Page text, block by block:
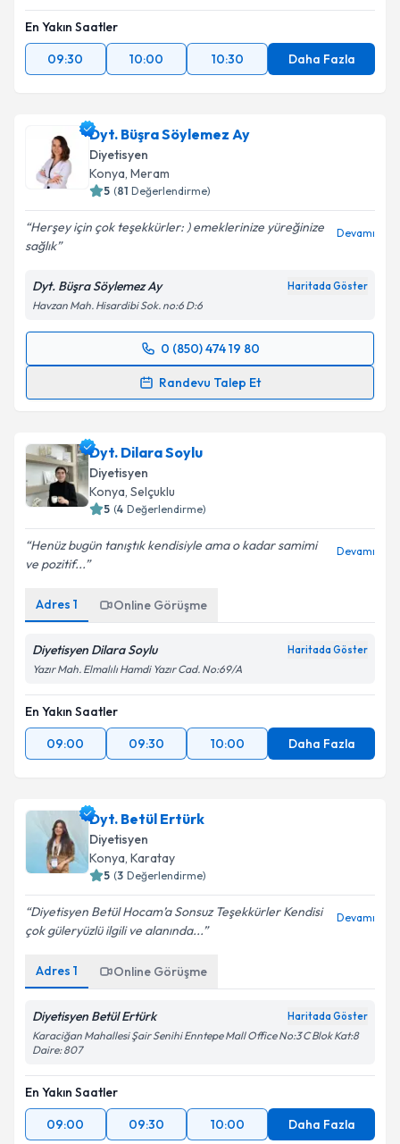
En Yakın Saatler
09:30
10:00 10:30 Daha Fazla
Dyt. Büşra Söylemez Ay
Diyetisyen
Konya, Meram
5 (81 Değerlendirme)
Herşey için çok teşekkürler: ) emeklerinize yüreğinize
sağlık
Devamı
Dyt. Büşra Söylemez Ay Haritada Göster
Havzan Mah. Hisardibi Sok. no:6 D:6
0 (850) 474 19 80
Randevu Talep Et
Randevu Takvimi Talebi
takvim hazırlandığında e-posta ile bilgilendireceğiz.
E-posta Adresiniz
kapsamda işlenmesini kabul ediyorum.
Takvim Talebini Gönder
Dyt. Dilara Soylu
Diyetisyen
Konya, Selçuklu
5 (4 Değerlendirme)
Henüz bugün tanıştık kendisiyle ama o kadar samimi
ve pozitif...
Devamı
Adres 1 Online Görüşme
Diyetisyen Dilara Soylu Haritada Göster
Yazır Mah. Elmalılı Hamdi Yazır Cad. No:69/A
En Yakın Saatler
09:00
09:30 10:00 Daha Fazla
Dyt. Betül Ertürk
Diyetisyen
Konya, Karatay
5 (3 Değerlendirme)
Diyetisyen Betül Hocam’a Sonsuz Teşekkürler Kendisi
çok güleryüzlü ilgili ve alanında...
Devamı
Adres 1 Online Görüşme
Diyetisyen Betül Ertürk Haritada Göster
Karaciğan Mahallesi Şair Senihi Enntepe Mall Office No:3 C Blok Kat:8
Daire: 807
En Yakın Saatler
09:00
09:30 10:00 Daha Fazla